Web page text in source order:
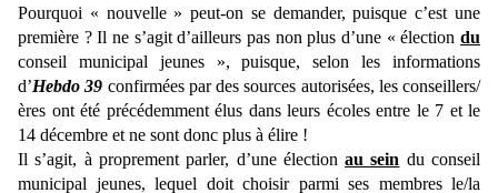
Pourquoi « nouvelle » peut-on se demander, puisque c’est une
première ? Il ne s’agit d’ailleurs pas non plus d’une « élection du
conseil municipal jeunes », puisque, selon les informations
d’Hebdo 39 confirmées par des sources autorisées, les conseillers/
ères ont été précédemment élus dans leurs écoles entre le 7 et le
14 décembre et ne sont donc plus à élire !
Il s’agit, à proprement parler, d’une électionau sein du conseil
municipal jeunes, lequel doit choisir parmi ses membres le/la